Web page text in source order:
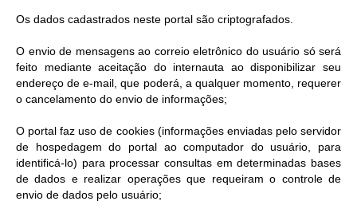
Os dados cadastrados neste portal são criptografados.
O envio de mensagens ao correio eletrônico do usuário só será
feito mediante aceitação do internauta ao disponibilizar seu
endereço de e-mail, que poderá, a qualquer momento, requerer
o cancelamento do envio de informações;
O portal faz uso de cookies (informações enviadas pelo servidor
de hospedagem do portal ao computador do usuário, para
identificá-lo) para processar consultas em determinadas bases
de dados e realizar operações que requeiram o controle de
envio de dados pelo usuário;